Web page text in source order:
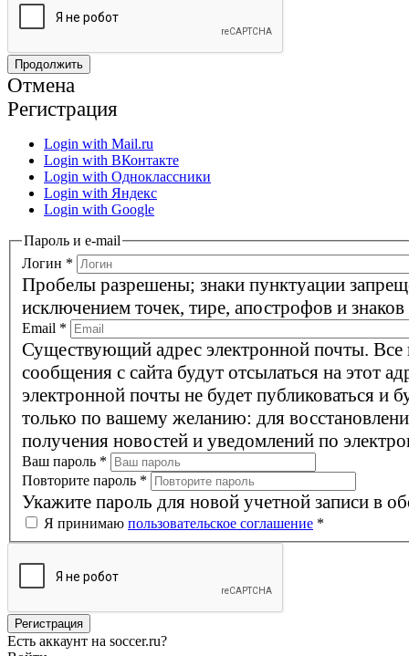
Отмена
Регистрация
Login with Mail.ru
Login with ВКонтакте
Login with Одноклассники
Login with Яндекс
Login with Google
Пароль и e-mail
Логин *
Пробелы разрешены; знаки пунктуации
исключением точек, тире, апострофов и
Email *
Существующий адрес электронной почты. Все
сообщения с сайта будут отсылаться на этот
электронной почты не будет публиковаться и
только по вашему желанию: для
получения новостей и уведомлений по
Ваш пароль *
Повторите пароль *
Укажите пароль для новой учетной записи в
Я принимаю пользовательское соглашение *
Есть аккаунт на soccer.ru?